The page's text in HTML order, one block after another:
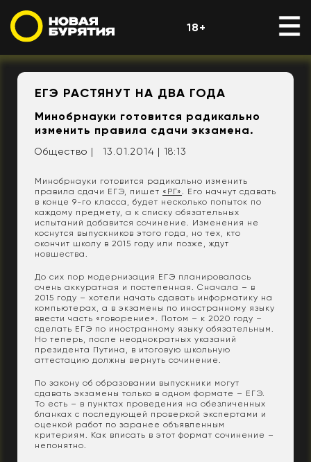
18+
ЕГЭ РАСТЯНУТ НА ДВА ГОДА
Минобрнауки готовится радикально
изменить правила сдачи экзамена.
Общество | 13.01.2014 | 18:13
Минобрнауки готовится радикально изменить
правила сдачи ЕГЭ, пишет «РГ»
. Его начнут сдавать
в конце 9-го класса, будет несколько попыток по
каждому предмету, а к списку обязательных
испытаний добавится сочинение. Изменения не
коснутся выпускников этого года, но тех, кто
окончит школу в 2015 году или позже, ждут
новшества.
До сих пор модернизация ЕГЭ планировалась
очень аккуратная и постепенная. Сначала – в
2015 году – хотели начать сдавать информатику на
компьютерах, а в экзамены по иностранному языку
ввести часть «говорение». Потом – к 2020 году –
сделать ЕГЭ по иностранному языку обязательным.
Но теперь, после неоднократных указаний
президента Путина, в итоговую школьную
аттестацию должны вернуть сочинение.
По закону об образовании выпускники могут
сдавать экзамены только в одном формате – ЕГЭ.
То есть – в пунктах проведения на обезличенных
бланках с последующей проверкой экспертами и
оценкой работ по заранее объявленным
критериям. Как вписать в этот формат сочинение –
непонятно.